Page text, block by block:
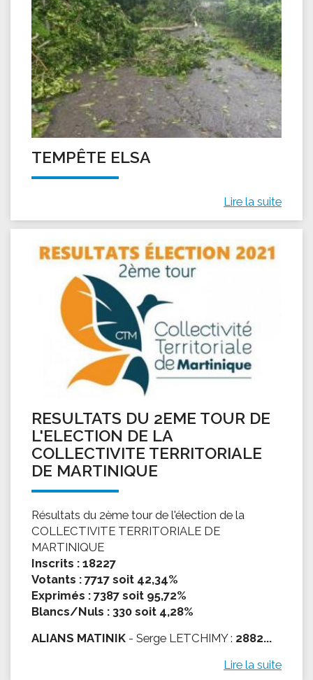
TEMPÊTE ELSA
Lire la suite
RESULTATS DU 2EME TOUR DE
L'ELECTION DE LA
COLLECTIVITE TERRITORIALE
DE MARTINIQUE
Résultats du 2ème tour de l'élection de la
COLLECTIVITE TERRITORIALE DE
MARTINIQUE
Inscrits : 18227
Votants : 7717 soit 42,34%
Exprimés : 7387 soit 95,72%
Blancs/Nuls : 330 soit 4,28%
ALIANS MATINIK - Serge LETCHIMY : 2882...
Lire la suite